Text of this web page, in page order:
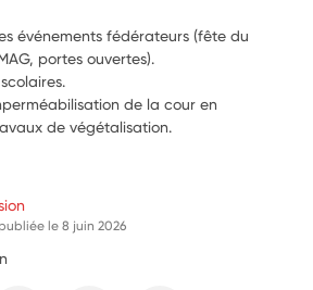
événements fédérateurs (fête du
de la cour en
de végétalisation.
publiée le8 juin 2026